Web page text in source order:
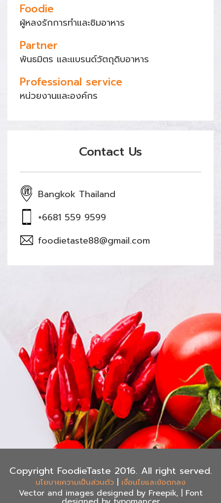
Foodie
ผู้หลงรักการทำและชิมอาหาร
Partner
พันธมิตร และแบรนด์วัตถุดิบอาหาร
Professional service
หน่วยงานและองค์กร
Contact Us
Bangkok Thailand
+6681 559 9599
foodietaste88@gmail.com
Copyright FoodieTaste 2016. All right served.
นโยบายความเป็นส่วนตัว | เงื่อนไขและข้อตกลง
Vector and images designed by Freepik, | Font